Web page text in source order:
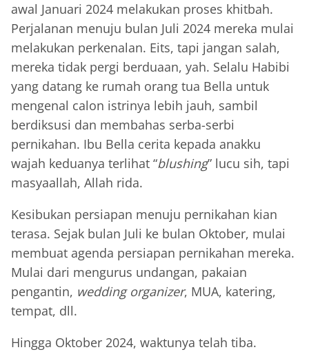
awal Januari 2024 melakukan proses khitbah.
Perjalanan menuju bulan Juli 2024 mereka mulai
melakukan perkenalan. Eits, tapi jangan salah,
mereka tidak pergi berduaan, yah. Selalu Habibi
yang datang ke rumah orang tua Bella untuk
mengenal calon istrinya lebih jauh, sambil
berdiksusi dan membahas serba-serbi
pernikahan. Ibu Bella cerita kepada anakku
wajah keduanya terlihat “blushing” lucu sih, tapi
masyaallah, Allah rida.
Kesibukan persiapan menuju pernikahan kian
terasa. Sejak bulan Juli ke bulan Oktober, mulai
membuat agenda persiapan pernikahan mereka.
Mulai dari mengurus undangan, pakaian
pengantin, wedding organizer, MUA, katering,
tempat, dll.
Hingga Oktober 2024, waktunya telah tiba.